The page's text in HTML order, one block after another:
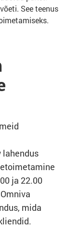
See teenus
lahendus
ja 22.00
mida